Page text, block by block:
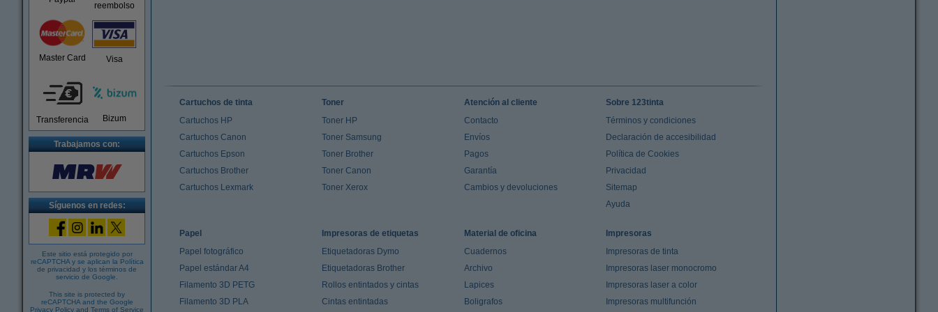
reembolso
Master Card Visa
Transferencia Bizum
Trabajamos con:
Síguenos en redes:
Este sitio está protegido por
reCAPTCHA y se aplican la Política
de privacidad y los términos de
servicio de Google
This site is protected by
reCAPTCHA and the Google
Privacy Policy and Terms of Service
Cartuchos de tinta
Cartuchos HP
Cartuchos Canon
Cartuchos Epson
Cartuchos Brother
Cartuchos Lexmark
Toner
Toner HP
Toner Samsung
Toner Brother
Toner Canon
Toner Xerox
Atención al cliente
Contacto
Envíos
Pagos
Garantía
Cambios y devoluciones
Sobre 123tinta
Términos y condiciones
Declaración de accesibilidad
Política de Cookies
Privacidad
Sitemap
Ayuda
Papel
Papel fotográfico
Papel estándar A4
Filamento 3D PETG
Filamento 3D PLA
Impresoras de etiquetas
Etiquetadoras Dymo
Etiquetadoras Brother
Rollos entintados y cintas
Cintas entintadas
Material de oficina
Cuadernos
Archivo
Lapices
Boligrafos
Impresoras
Impresoras de tinta
Impresoras laser monocromo
Impresoras laser a color
Impresoras multifunción